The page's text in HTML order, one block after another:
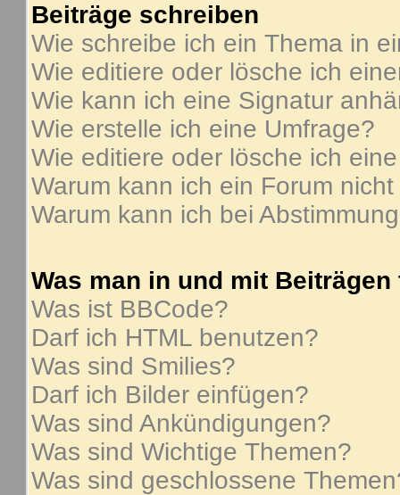
Beiträge schreiben
Wie schreibe ich ein Thema in
Wie editiere oder lösche ich
Wie kann ich eine Signatur
Wie erstelle ich eine Umfrage?
Wie editiere oder lösche ich
Warum kann ich ein Forum
Warum kann ich bei
Was man in und mit Beiträgen
Was ist BBCode?
Darf ich HTML benutzen?
Was sind Smilies?
Darf ich Bilder einfügen?
Was sind Ankündigungen?
Was sind Wichtige Themen?
Was sind geschlossene